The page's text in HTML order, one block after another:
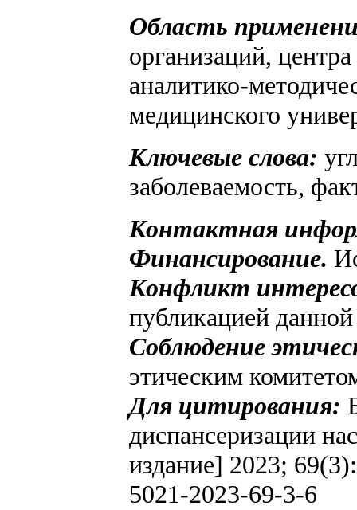
Область
организаций,
аналитико-
медицинского
Ключевые слова:
заболеваемость,
Контактная
Финансирование.
Конфликт
публикацией данной
Соблюдение
этическим
Для цитирования:
диспансеризации
издание] 2023;
5021-2023-69-3-6